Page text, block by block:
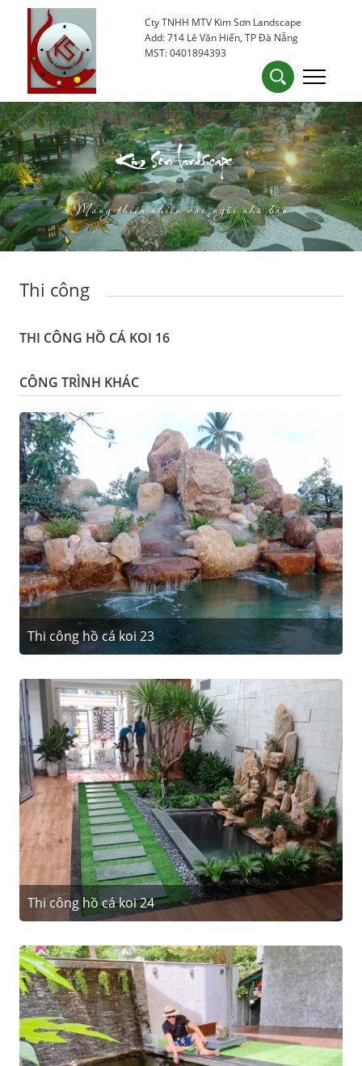
kimsondn84@gmail.com
0905 53 15 25Cty TNHH MTV Kim Sơn Landscape
Add: 714 Lê Văn Hiến, TP Đà Nẵng
MST: 0401894393
Kim Sơn Landscape
Mang thiên nhiên vào ngôi nhà bạn
Thi công
THI CÔNG HỒ CÁ KOI 16
CÔNG TRÌNH KHÁC
Thi công hồ cá koi 23
Thi công hồ cá koi 24